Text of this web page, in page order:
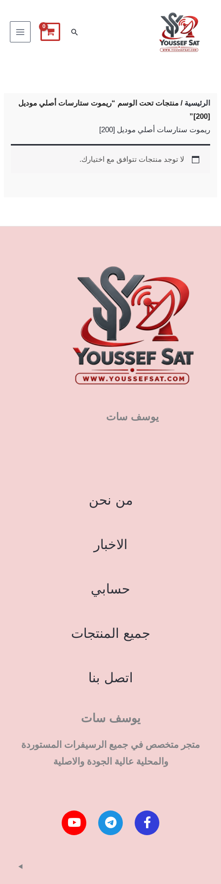
البحث
الرئيسية / منتجات تحت الوسم “ريموت ستارسات أصلي موديل
[200]”
ريموت ستارسات أصلي موديل [200]
لا توجد منتجات تتوافق مع اختيارك.
يوسف سات
من نحن
الاخبار
حسابي
جميع المنتجات
اتصل بنا
يوسف سات
متجر متخصص في جميع الرسيفرات المستوردة
والمحلية عالية الجودة والاصلية